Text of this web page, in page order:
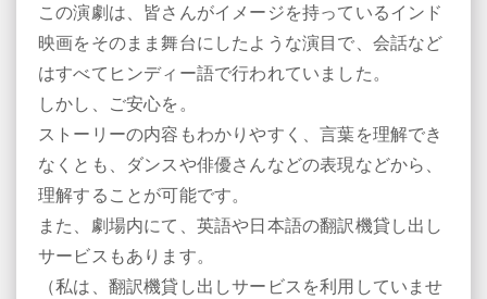
この演劇は、皆さんがイメージを持っているインド
映画をそのまま舞台にしたような演目で、会話など
はすべてヒンディー語で行われていました。
しかし、ご安心を。
ストーリーの内容もわかりやすく、言葉を理解でき
なくとも、ダンスや俳優さんなどの表現などから、
理解することが可能です。
また、劇場内にて、英語や日本語の翻訳機貸し出し
サービスもあります。
（私は、翻訳機貸し出しサービスを利用していませ